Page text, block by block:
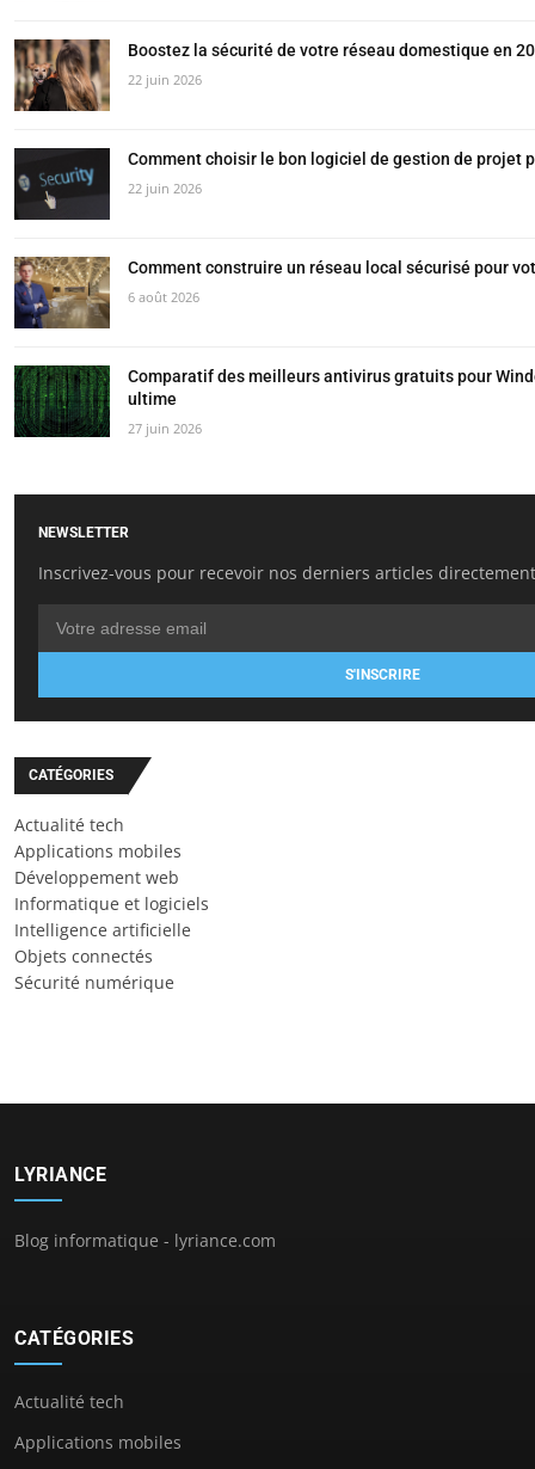
Boostez la sécurité de votre réseau domestique en
22 juin 2026
Comment choisir le bon logiciel de gestion de projet
22 juin 2026
Comment construire un réseau local sécurisé pour
6 août 2026
Comparatif des meilleurs antivirus gratuits pour
ultime
27 juin 2026
NEWSLETTER
Inscrivez-vous pour recevoir nos derniers articles
S'INSCRIRE
CATÉGORIES
Actualité tech
Applications mobiles
Développement web
Informatique et logiciels
Intelligence artificielle
Objets connectés
Sécurité numérique
LYRIANCE
Blog informatique - lyriance.com
CATÉGORIES
Actualité tech
Applications mobiles